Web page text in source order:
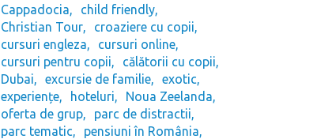
Cappadocia
child friendly
Christian Tour
croaziere cu copii
cursuri engleza
cursuri online
cursuri pentru copii
călătorii cu copii
Dubai
excursie de familie
exotic
experiențe
hoteluri
Noua Zeelanda
oferta de grup
parc de distractii
parc tematic
pensiuni în România